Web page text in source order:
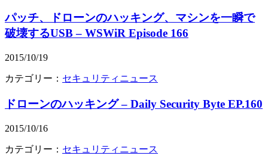
パッチ、ドローンのハッキング、マシンを一瞬で
破壊するUSB – WSWiR Episode 166
2015/10/19
カテゴリー： セキュリティニュース
ドローンのハッキング – Daily Security Byte EP.160
2015/10/16
カテゴリー： セキュリティニュース